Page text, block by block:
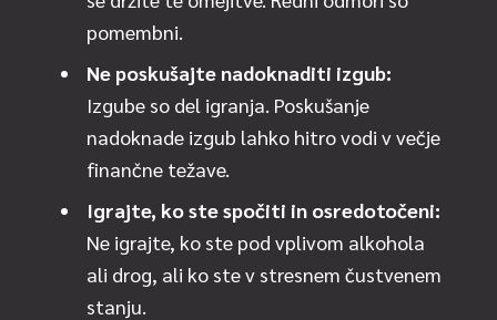
pomembni.
Ne poskušajte nadoknaditi izgub:
Izgube so del igranja. Poskušanje
nadoknade izgub lahko hitro vodi v večje
finančne težave.
Igrajte, ko ste spočiti in osredotočeni:
Ne igrajte, ko ste pod vplivom alkohola
ali drog, ali ko ste v stresnem čustvenem
stanju.